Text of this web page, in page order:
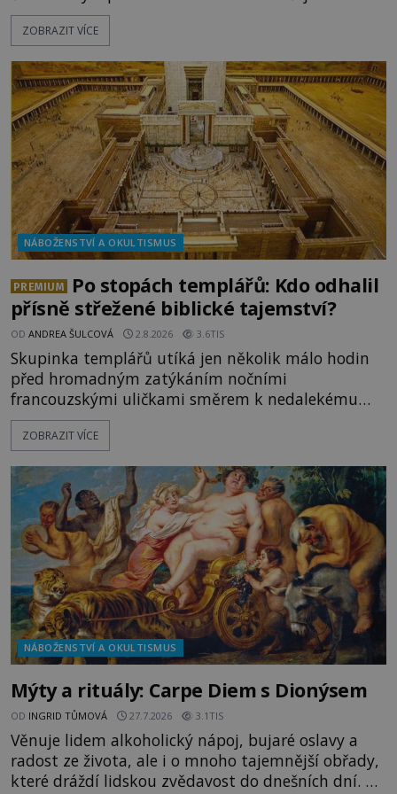
pokusy o konzervaci. Neporušené ostatky bývají
považovány za důkaz svatosti zemřelých. Jaké
osobností ochraňují? Na hřbitově u kláštera
Milosrdných
ZOBRAZIT VÍCE
NÁBOŽENSTVÍ A OKULTISMUS
PREMIUM
Po stopách templářů: Kdo odhalil
přísně střežené biblické tajemství?
OD ANDREA ŠULCOVÁ 2.8.2026 3.6TIS
Skupinka templářů utíká jen několik málo hodin
před hromadným zatýkáním nočními
francouzskými uličkami směrem k nedalekému
přístavu. Jeden z nich má přes ramena ranec s
tajemným obsahem. Kapitán lodi už na ně čeká.
vyplouváme,“ sdělí jim. „Kam máme namířeno,
kapitáne?“ zeptá se ho jeden z templářů. „Do Sk
ZOBRAZIT VÍCE
NÁBOŽENSTVÍ A OKULTISMUS
Mýty a rituály: Carpe Diem s Dionýsem
OD INGRID TŮMOVÁ 27.7.2026 3.1TIS
Věnuje lidem alkoholický nápoj, bujaré oslavy a
radost ze života, ale i o mnoho tajemnější obřady,
které dráždí lidskou zvědavost do dnešních dní. Co